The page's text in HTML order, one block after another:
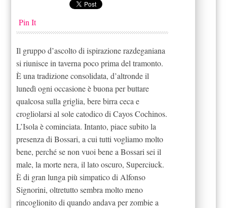
Pin It
Il gruppo d’ascolto di ispirazione razdeganiana
si riunisce in taverna poco prima del tramonto.
È una tradizione consolidata, d’altronde il
lunedì ogni occasione è buona per buttare
qualcosa sulla griglia, bere birra ceca e
crogliolarsi al sole catodico di Cayos Cochinos.
L’Isola è cominciata. Intanto, piace subito la
presenza di Bossari, a cui tutti vogliamo molto
bene, perché se non vuoi bene a Bossari sei il
male, la morte nera, il lato oscuro, Superciuck.
È di gran lunga più simpatico di Alfonso
Signorini, oltretutto sembra molto meno
rincoglionito di quando andava per zombie a